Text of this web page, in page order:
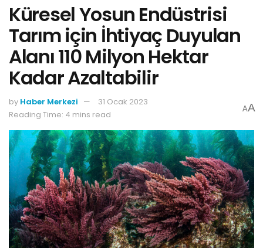
Küresel Yosun Endüstrisi
Tarım için İhtiyaç Duyulan
Alanı 110 Milyon Hektar
Kadar Azaltabilir
by Haber Merkezi
31 Ocak 2023
Reading Time: 4 mins read
AA